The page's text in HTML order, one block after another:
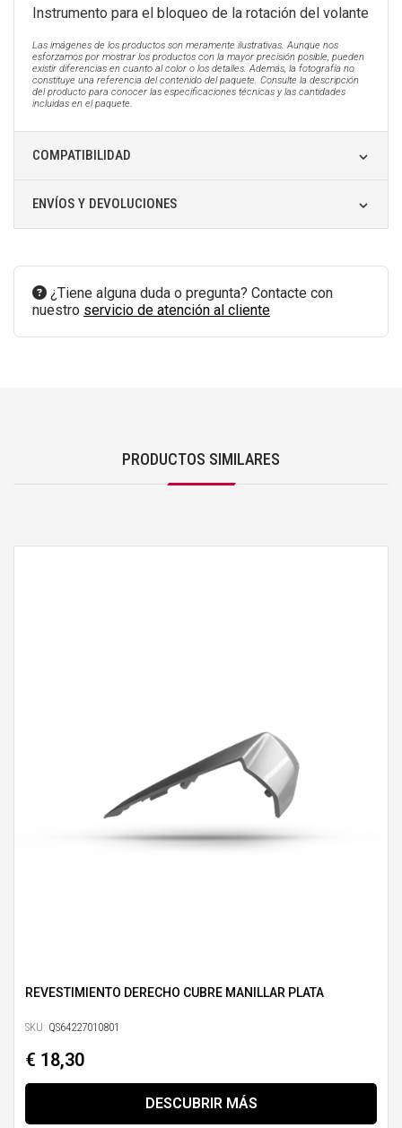
Instrumento para el bloqueo de la rotación del volante
Las imágenes de los productos son meramente ilustrativas. Aunque nos
esforzamos por mostrar los productos con la mayor precisión posible, pueden
existir diferencias en cuanto al color o los detalles. Además, la fotografía no
constituye una referencia del contenido del paquete. Consulte la descripción
del producto para conocer las especificaciones técnicas y las cantidades
incluidas en el paquete.
COMPATIBILIDAD
ENVÍOS Y DEVOLUCIONES
¿Tiene alguna duda o pregunta? Contacte con
nuestro servicio de atención al cliente
PRODUCTOS SIMILARES
REVESTIMIENTO DERECHO CUBRE MANILLAR PLATA
SKU: QS64227010801
€ 18,30
DESCUBRIR MÁS